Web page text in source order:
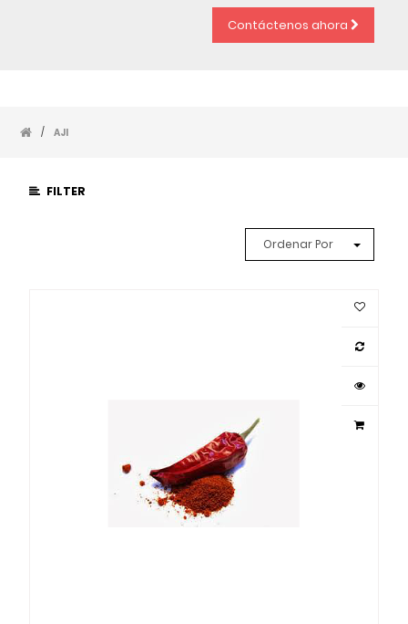
Contáctenos ahora
/ AJI
FILTER
Ordenar Por